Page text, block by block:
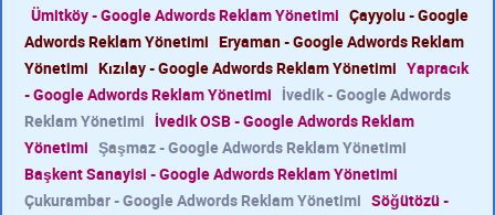
Ümitköy - Google Adwords Reklam Yönetimi Çayyolu - Google
Adwords Reklam Yönetimi Eryaman - Google Adwords Reklam
Yönetimi Kızılay - Google Adwords Reklam Yönetimi Yapracık
- Google Adwords Reklam Yönetimi İvedik - Google Adwords
Reklam Yönetimi İvedik OSB - Google Adwords Reklam
Yönetimi Şaşmaz - Google Adwords Reklam Yönetimi
Başkent Sanayisi - Google Adwords Reklam Yönetimi
Çukurambar - Google Adwords Reklam Yönetimi Söğütözü -